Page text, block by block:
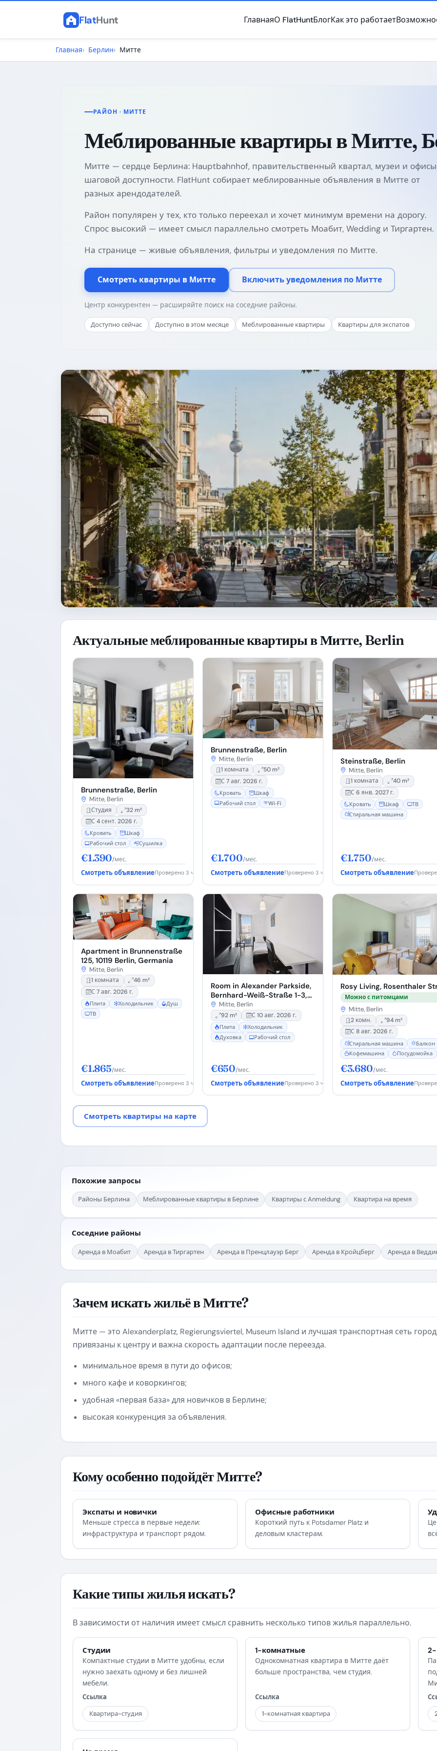
FlatHunt ГлавнаяО FlatHuntБлогКак это работает
Главная Берлин Митте
РАЙОН · МИТТЕ
Меблированные квартиры в Митте,
Митте — сердце Берлина: Hauptbahnhof, правительственный квартал, музеи и
шаговой доступности. FlatHunt собирает меблированные объявления в Митте от
разных арендодателей.
Район популярен у тех, кто только переехал и хочет минимум времени на дорогу.
Спрос высокий — имеет смысл параллельно смотреть Моабит, Wedding и Тиргартен.
На странице — живые объявления, фильтры и уведомления по Митте.
Смотреть квартиры в Митте Включить уведомления по Митте
Центр конкурентен — расширяйте поиск на соседние районы.
Доступно сейчас Доступно в этом месяце Меблированные квартиры Квартиры для экспатов
Актуальные меблированные квартиры в Митте, Berlin
Brunnenstraße, Berlin
Mitte, Berlin
Студия
32 m²
С 4 сент. 2026 г.
Кровать
Шкаф
Рабочий стол
Сушилка
€1.390/мес.
Смотреть объявлениеПроверено 3 ч. назад
Brunnenstraße, Berlin
Mitte, Berlin
1 комната
50 m²
С 7 авг. 2026 г.
Кровать
Шкаф
Рабочий стол
Wi‑Fi
€1.700/мес.
Смотреть объявлениеПроверено 3 ч. назад
Steinstraße, Berlin
Mitte, Berlin
1 комната
40 m²
С 6 янв. 2027 г.
Кровать Шкаф
ТВ
Стиральная машина
€1.750/мес.
Смотреть объявление
Apartment in Brunnenstraße
125, 10119 Berlin, Germania
Mitte, Berlin
1 комната
46 m²
С 7 авг. 2026 г.
Плита Холодильник
Душ
ТВ
€1.865/мес.
Смотреть объявлениеПроверено 3 ч. назад
Room in Alexander Parkside,
Bernhard-Weiß-Straße 1-3,
10178 Berlin, Germany
Mitte, Berlin
92 m² С 10 авг. 2026 г.
Плита
Холодильник
Духовка
Рабочий стол
€650/мес.
Смотреть объявлениеПроверено 3 ч. назад
Rosy Living, Rosenthaler
Можно с питомцами
Mitte, Berlin
2 комн.
94 m²
С 8 авг. 2026 г.
Стиральная машина
Балкон
Кофемашина
Посудомойка
€3.680/мес.
Смотреть объявление
Смотреть квартиры на карте
Похожие запросы
Районы Берлина Меблированные квартиры в Берлине Квартиры с Anmeldung Квартира на время
Соседние районы
Аренда в Моабит Аренда в Тиргартен Аренда в Пренцлауэр Берг Аренда в Кройцберг Аренда в
Зачем искать жильё в Митте?
Митте — это Alexanderplatz, Regierungsviertel, Museum Island и лучшая транспортная сеть
привязаны к центру и важна скорость адаптации после переезда.
минимальное время в пути до офисов;
много кафе и коворкингов;
удобная «первая база» для новичков в Берлине;
высокая конкуренция за объявления.
Кому особенно подойдёт Митте?
Экспаты и новички
Меньше стресса в первые недели:
инфраструктура и транспорт рядом.
Офисные работники
Короткий путь к Potsdamer Platz и
деловым кластерам.
Какие типы жилья искать?
В зависимости от наличия имеет смысл сравнить несколько типов жилья параллельно.
Студии
Компактные студии в Митте удобны, если
нужно заехать одному и без лишней
мебели.
Ссылка
Квартира-студия
1-комнатные
Однокомнатная квартира в Митте даёт
больше пространства, чем студия.
Ссылка
1-комнатная квартира